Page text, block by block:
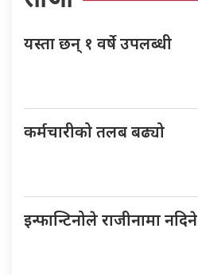
यस्ता छन् १ वर्षे उपलब्धी
कर्मचारीको तलब बढ्यो
इन्फान्टिनोले राजीनामा नदिने